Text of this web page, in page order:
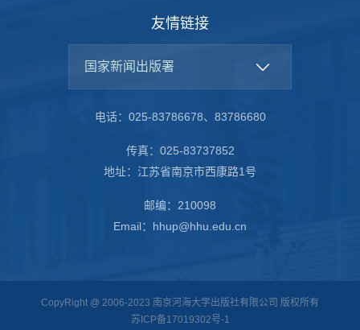
友情链接
国家新闻出版署
电话：025-83786678、83786680
传真：025-83737852
地址：江苏省南京市西康路1号
邮编：210098
Email：hhup@hhu.edu.cn
CopyRight @ 2006-2023 南京河海大学出版社有限公司 版权所有
苏ICP备17019302号-1